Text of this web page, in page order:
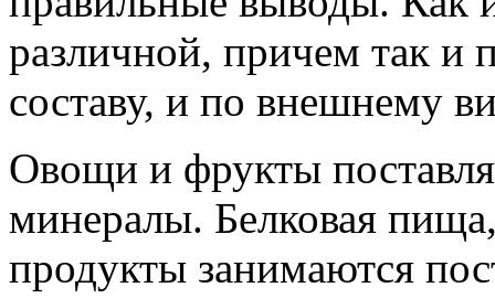
различной, причем так и
составу, и по внешнему
Овощи и фрукты
минералы. Белковая
продукты занимаются